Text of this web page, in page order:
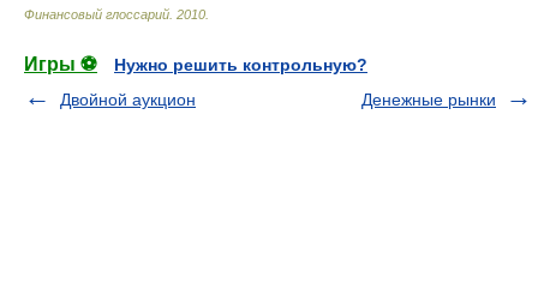
Финансовый глоссарий 2010
Игры ⚽
Нужно решить контрольную?
Двойной аукцион
Денежные рынки